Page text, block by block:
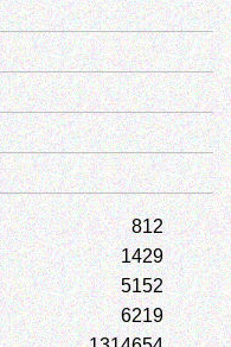
812
1429
5152
6219